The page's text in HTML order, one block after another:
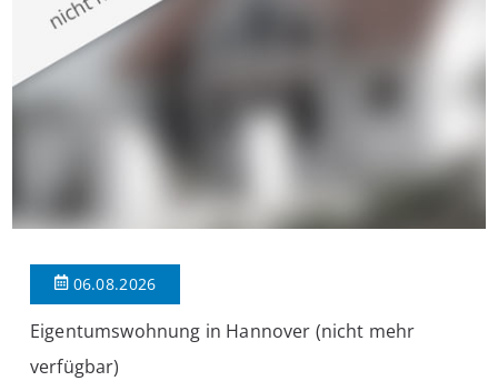
verbindet. Der […]
06.08.2026
Eigentumswohnung in Hannover (nicht mehr
verfügbar)